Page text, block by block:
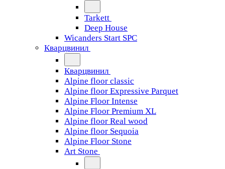
Tarkett
Deep House
Wicanders Start SPC
Кварцвинил
Кварцвинил
Alpine floor classic
Alpine floor Expressive Parquet
Alpine Floor Intense
Alpine Floor Premium XL
Alpine floor Real wood
Alpine floor Sequoia
Alpine Floor Stone
Art Stone